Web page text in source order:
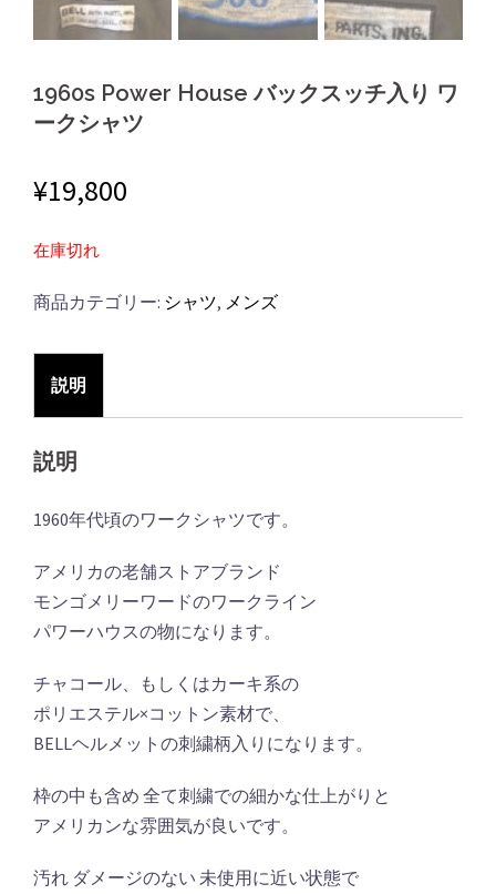
1960s Power House バックスッチ入り ワ
ークシャツ
¥19,800
在庫切れ
商品カテゴリー: シャツ, メンズ
説明
説明
1960年代頃のワークシャツです。
アメリカの老舗ストアブランド
モンゴメリーワードのワークライン
パワーハウスの物になります。
チャコール、もしくはカーキ系の
ポリエステル×コットン素材で、
BELLヘルメットの刺繍柄入りになります。
枠の中も含め 全て刺繍での細かな仕上がりと
アメリカンな雰囲気が良いです。
汚れ ダメージのない 未使用に近い状態で